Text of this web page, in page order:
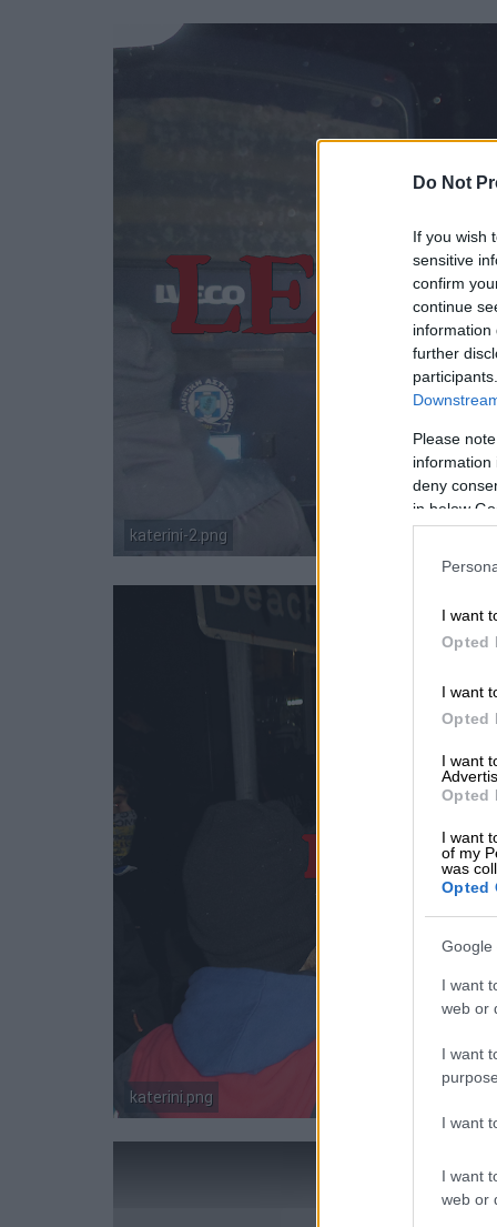
Do Not
If you wish
sensitive
confirm
continue
information
further
Please
information
deny
in below
I want
Opted
I want
Opted
I want
Opted
I want
of my
was
Opted
Google
I want
web or
I want
I want
I want
web or
katerini-2.png
katerini.png